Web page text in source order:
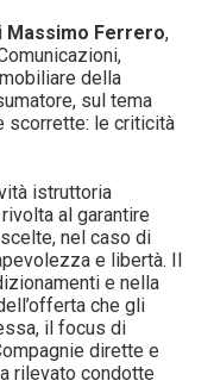
Massimo Ferrero,
della
sul tema
scorrette: le criticità
istruttoria
al garantire
nel caso di
e libertà. Il
e nella
che gli
il focus di
dirette e
rilevato condotte